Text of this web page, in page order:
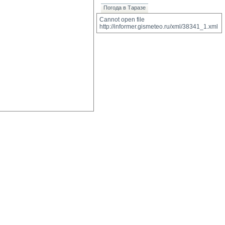
Погода в Таразе
Cannot open file
http://informer.gismeteo.ru/xml/38341_1.xml